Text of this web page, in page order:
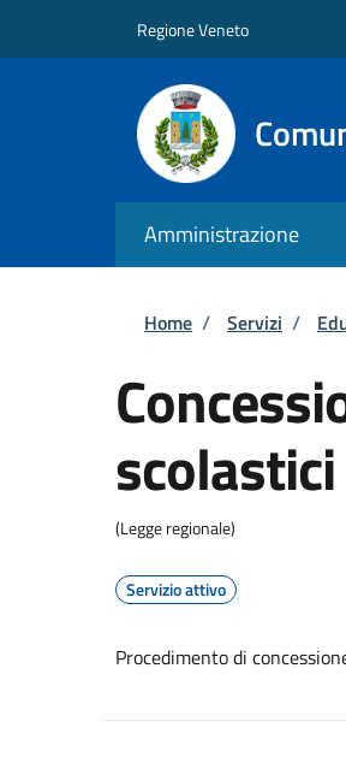
Regione Veneto
Amministrazione
Briciole
Home / Servizi /
scolastici
(Legge regionale)
Servizio attivo
Procedimento di